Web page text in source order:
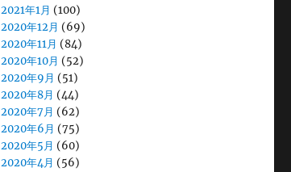
2021年1月 (100)
2020年12月 (69)
2020年11月 (84)
2020年10月 (52)
2020年9月 (51)
2020年8月 (44)
2020年7月 (62)
2020年6月 (75)
2020年5月 (60)
2020年4月 (56)